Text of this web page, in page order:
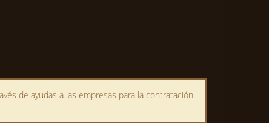
de ayudas a las empresas para la contratación